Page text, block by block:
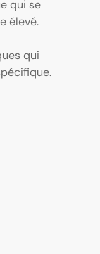
qui se
élevé.
qui